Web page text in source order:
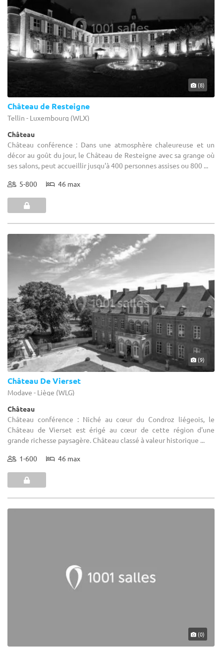
(8)
Château de Resteigne
Tellin - Luxembourg (WLX)
Château
Château conférence : Dans une atmosphère chaleureuse et un
décor au goût du jour, le Château de Resteigne avec sa grange où
ses salons, peut accueillir jusqu'à 400 personnes assises ou 800 ...
5-800 46 max
(9)
Château De Vierset
Modave - Liège (WLG)
Château
Château conférence : Niché au cœur du Condroz liégeois, le
Château de Vierset est érigé au cœur de cette région d'une
grande richesse paysagère. Château classé à valeur historique ...
1-600 46 max
(0)